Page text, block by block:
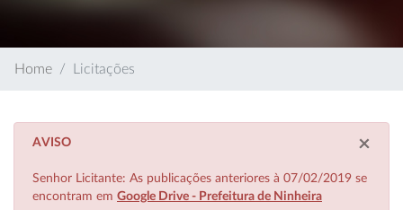
Home Licitações
×
AVISO
Senhor Licitante: As publicações anteriores à 07/02/2019 se
encontram em Google Drive - Prefeitura de Ninheira